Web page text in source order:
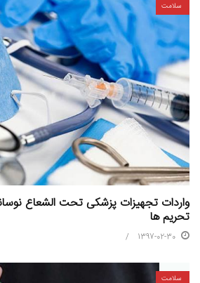
سلامت
واردات تجهیزات پزشکی تحت الشعاع
تحریم ها
1397-02-30
سلامت